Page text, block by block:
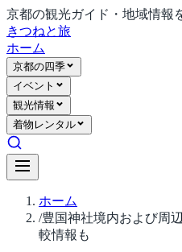
京都の観光ガイド・地域情報
きつねと旅
ホーム
京都の四季
イベント
観光情報
着物レンタル
ホーム
/豊国神社境内および周
較情報も